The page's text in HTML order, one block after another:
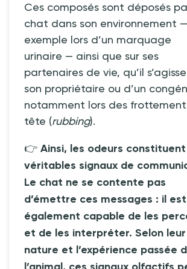
Ces composés sont déposés
chat dans son environnement —
exemple lors d’un marquage
urinaire — ainsi que sur ses
partenaires de vie, qu’il
son propriétaire ou d’un
notamment lors des
tête (rubbing).
👉 Ainsi, les odeurs
véritables signaux de
Le chat ne se contente pas
d’émettre ces messages : il est
également capable de les
et de les interpréter. Selon leur
nature et l’expérience passée